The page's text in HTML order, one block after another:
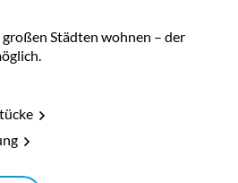
Städten wohnen – der